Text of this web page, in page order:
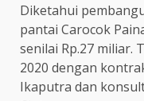
Diketahui
pantai Carocok
senilai Rp.27 miliar.
2020 dengan
Ikaputra dan